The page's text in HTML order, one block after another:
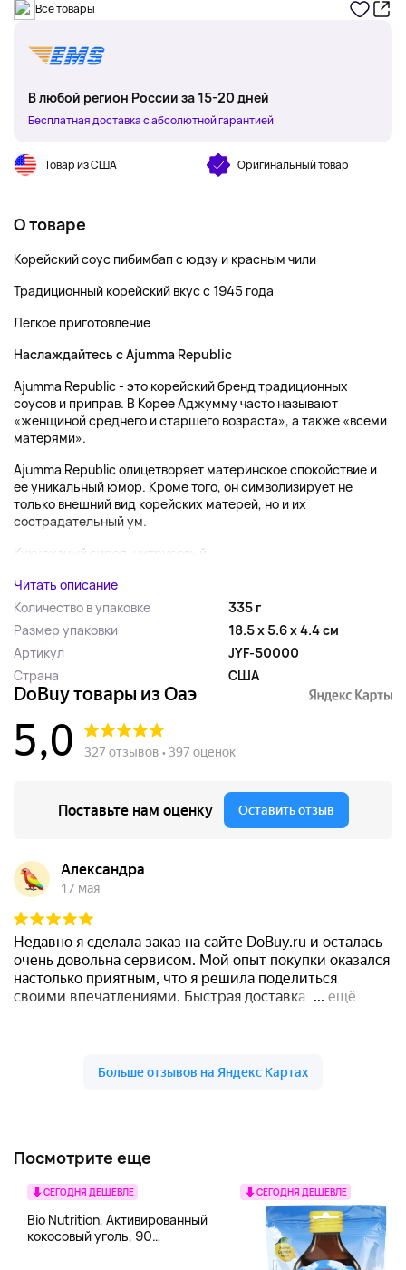
Все товары
В любой регион России за 15-20 дней
Бесплатная доставка с абсолютной гарантией
Товар из США Оригинальный товар
О товаре
Корейский соус пибимбап с юдзу и красным чили
Традиционный корейский вкус с 1945 года
Легкое приготовление
Наслаждайтесь с Ajumma Republic
Ajumma Republic - это корейский бренд традиционных
соусов и приправ. В Корее Аджумму часто называют
«женщиной среднего и старшего возраста», а также «всеми
матерями».
Ajumma Republic олицетворяет материнское спокойствие и
ее уникальный юмор. Кроме того, он символизирует не
только внешний вид корейских матерей, но и их
сострадательный ум.
Кукурузный сироп, цитрусовый...
Читать описание
Количество в упаковке
335 г
Размер упаковки
18.5 x 5.6 x 4.4 см
Артикул
JYF-50000
Страна
США
Посмотрите еще
СЕГОДНЯ ДЕШЕВЛЕ
Bio Nutrition, Активированный
кокосовый уголь, 90
СЕГОДНЯ ДЕШЕВЛЕ